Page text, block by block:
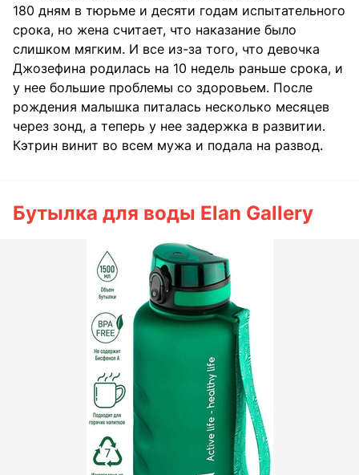
180 дням в тюрьме и десяти годам испытательного
срока, но жена считает, что наказание было
слишком мягким. И все из-за того, что девочка
Джозефина родилась на 10 недель раньше срока, и
у нее большие проблемы со здоровьем. После
рождения малышка питалась несколько месяцев
через зонд, а теперь у нее задержка в развитии.
Кэтрин винит во всем мужа и подала на развод.
Бутылка для воды Elan Gallery